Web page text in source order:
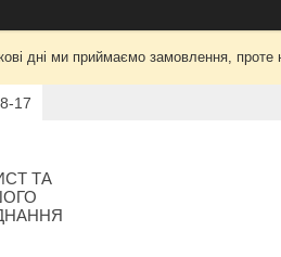
дні ми приймаємо замовлення,
17
ТА